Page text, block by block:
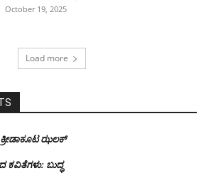
October 19, 2025
Load more
ಕ್ರೀಡಾಕೂಟ ಝಲಕ್
ಕವಿತೆಗಳು: ಬುದ್ಧ